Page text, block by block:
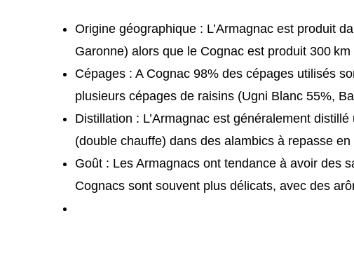
Origine géographique : L’Armagnac est produit
Garonne) alors que le Cognac est produit 300
Cépages : A Cognac 98% des cépages utilisés
plusieurs cépages de raisins (Ugni Blanc 55%,
Distillation : L’Armagnac est généralement
(double chauffe) dans des alambics à repasse en
Goût : Les Armagnacs ont tendance à avoir des
Cognacs sont souvent plus délicats, avec des